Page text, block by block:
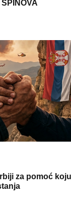
za pomoć